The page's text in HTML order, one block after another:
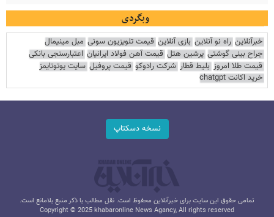
وبگردی
خبرآنلاین راه نو آنلاین بازی آنلاین قیمت تلویزیون سونی مبل مینیمال
جراح بینی گوشتی پرشین هتل قیمت آهن فولاد ایرانیان اعتبارسنجی بانکی
قیمت طلا امروز بلیط قطار شرکت رادوکو قیمت پروفیل سایت یوتوتایمز
خرید اکانت chatgpt
نسخه دسکتاپ
تمامی حقوق این سایت برای خبرآنلاین محفوظ است. نقل مطالب با ذکر منبع بلامانع است.
Copyright © 2025 khabaronline News Agancy, All rights reserved